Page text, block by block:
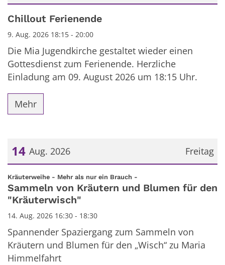
Datum: 9. August 2026
Chillout Ferienende
9. Aug. 2026 18:15 - 20:00
Die Mia Jugendkirche gestaltet wieder einen
Gottesdienst zum Ferienende. Herzliche
Einladung am 09. August 2026 um 18:15 Uhr.
Mehr
Freitag
14 Aug. 2026
Datum: 14. August 2026
Kräuterweihe - Mehr als nur ein Brauch -
Sammeln von Kräutern und Blumen für den
"Kräuterwisch"
14. Aug. 2026 16:30 - 18:30
Spannender Spaziergang zum Sammeln von
Kräutern und Blumen für den „Wisch“ zu Maria
Himmelfahrt